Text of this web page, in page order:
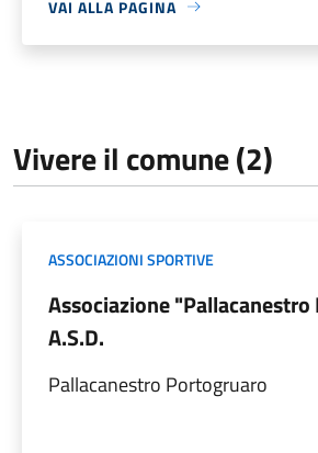
VAI ALLA PAGINA
Vivere il comune (2)
ASSOCIAZIONI SPORTIVE
Associazione
A.S.D.
Pallacanestro Portogruaro